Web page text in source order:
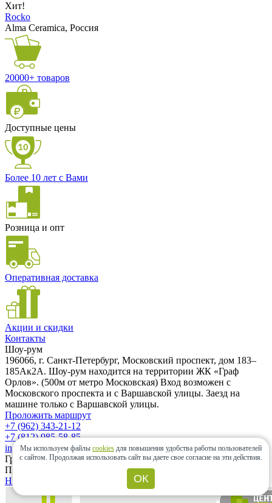
Хит!
Rocko
Alma Ceramica, Россия
20000+ товаров
Доступные цены
Более 10 лет с Вами
Розница и опт
Оперативная доставка
Акции и скидки
Контакты
Шоу-рум
196066, г. Санкт-Петербург, Московский проспект, дом 183–
185Ак2А. Шоу-рум находится на территории ЖК «Граф
Орлов». (500м от метро Московская) Вход возможен с
Московского проспекта и с Варшавской улицы. Заезд на
машине только с Варшавской улицы.
Проложить маршрут
+7 (962) 343-21-12
+7 (812) 985-58-85
info@ceramic-center.ru
График работы шоу-рума
Понедельник — Воскресенье: с 10.00 до 20.00
Найти шоу-рум быстро
Мы используем файлы cookies для повышения удобства работы пользователей
с сайтом. Продолжая использовать сайт вы даете свое согласие на эти действия.
ОК